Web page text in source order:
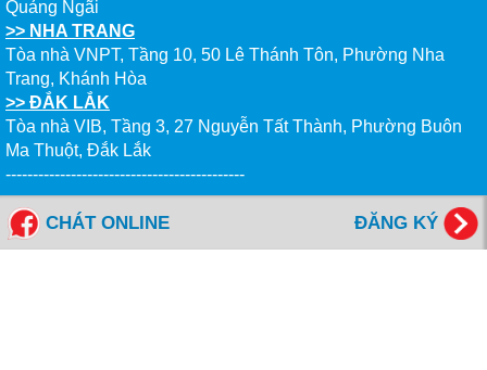
VISA DU HỌC CANADA - Lê Gia Phát | Seneca Polytechnic, thành phố
Toronto bang Ontario
Quảng Ngãi
>> NHA TRANG
Tòa nhà VNPT, Tầng 10, 50 Lê Thánh Tôn, Phường Nha
Trang, Khánh Hòa
>> ĐẮK LẮK
Tòa nhà VIB, Tầng 3, 27 Nguyễn Tất Thành, Phường Buôn
Ma Thuột, Đắk Lắk
--------------------------------------------
Tổng đài miễn cước: 1800 6577
FANPAGES NEW WORLD EDUCATION
ĐĂNG KÝ
CHÁT ONLINE